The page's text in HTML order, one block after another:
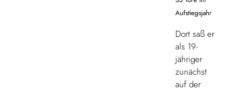
Aufstiegsjahr
Dort saß er
als 19-
jähriger
zunächst
auf der